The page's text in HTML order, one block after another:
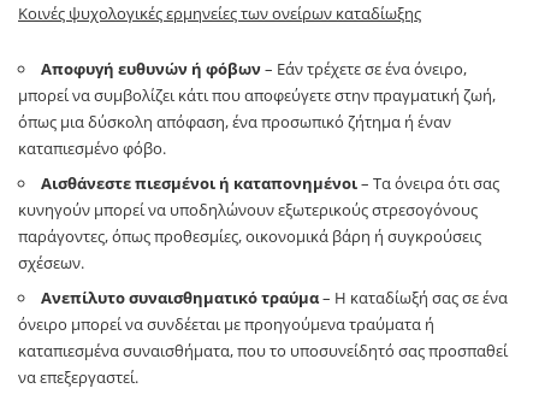
Κοινές ψυχολογικές ερμηνείες των ονείρων καταδίωξης
Αποφυγή ευθυνών ή φόβων– Εάν τρέχετε σε ένα όνειρο,
μπορεί να συμβολίζει κάτι που αποφεύγετε στην πραγματική ζωή,
όπως μια δύσκολη απόφαση, ένα προσωπικό ζήτημα ή έναν
καταπιεσμένο φόβο.
Αισθάνεστε πιεσμένοι ή καταπονημένοι– Τα όνειρα ότι σας
κυνηγούν μπορεί να υποδηλώνουν εξωτερικούς στρεσογόνους
παράγοντες, όπως προθεσμίες, οικονομικά βάρη ή συγκρούσεις
σχέσεων.
Ανεπίλυτο συναισθηματικό τραύμα– Η καταδίωξή σας σε ένα
όνειρο μπορεί να συνδέεται με προηγούμενα τραύματα ή
καταπιεσμένα συναισθήματα, που το υποσυνείδητό σας προσπαθεί
να επεξεργαστεί.